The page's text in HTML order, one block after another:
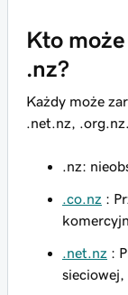
Kto
.nz?
Każdy może
.net.nz, .org.nz.
.nz:
.co.nz :
.net.nz :
sieciowej,